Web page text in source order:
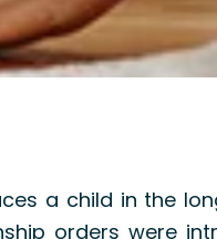
a child in the
orders were